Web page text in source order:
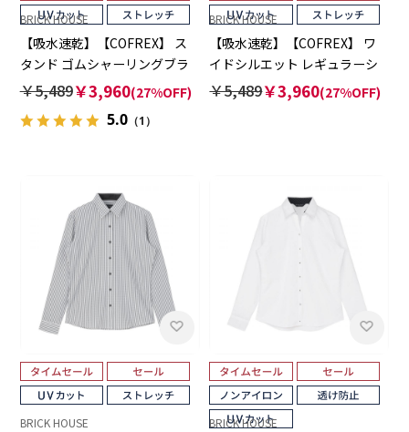
BRICK HOUSE
【吸水速乾】【COFREX】 ス
タンド ゴムシャーリングブラ
ウス 長袖 レディースデザイン
￥5,489￥3,960(27%OFF)
5.0（1）
BRICK HOUSE
【吸水速乾】【COFREX】 ワ
イドシルエット レギュラーシ
ャツ 長袖 レディースデザイン
￥5,489￥3,960(27%OFF)
BRICK HOUSE BRICK HOUSE